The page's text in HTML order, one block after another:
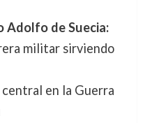
Adolfo de Suecia:
militar sirviendo
en la Guerra